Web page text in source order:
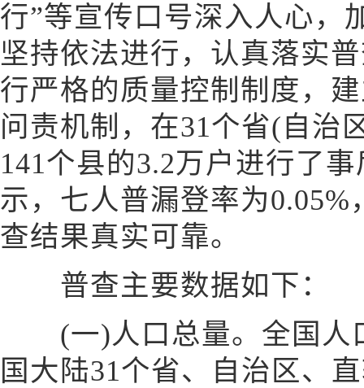
行”等宣传口号深入人心，
坚持依法进行，认真落实
行严格的质量控制制度，
问责机制，在31个省(自治
141个县的3.2万户进行了
示，七人普漏登率为
查结果真实可靠。
普查主要数据如下：
(一)人口总量。全国人
国大陆31个省、自治区、